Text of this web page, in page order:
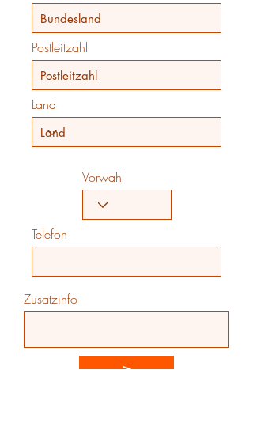
Postleitzahl
Land
Vorwahl
Telefon
Zusatzinfo
>